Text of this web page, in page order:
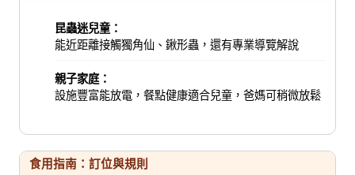
昆蟲迷兒童：
能近距離接觸獨角仙、鍬形蟲，還有專業導覽解說
親子家庭：
設施豐富能放電，餐點健康適合兒童，爸媽可稍微放鬆
食用指南：訂位與規則